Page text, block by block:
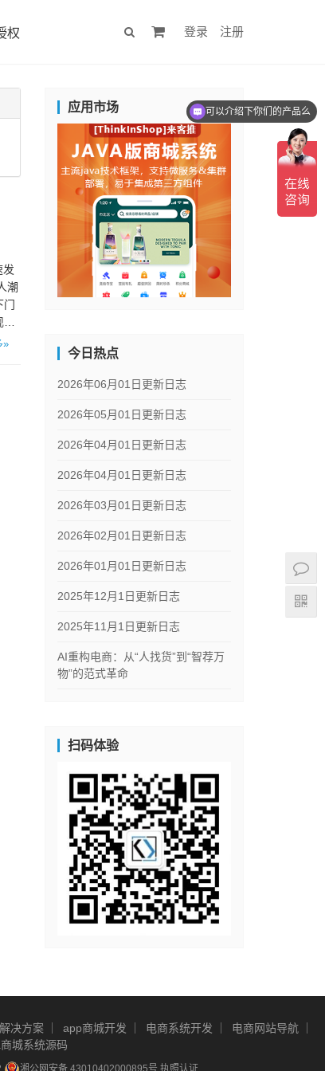
权 登录 注册
发
潮
门
»
应用市场
今日热点
2026年06月01日更新日志
2026年05月01日更新日志
2026年04月01日更新日志
2026年04月01日更新日志
2026年03月01日更新日志
2026年02月01日更新日志
2026年01月01日更新日志
2025年12月1日更新日志
2025年11月1日更新日志
AI重构电商：从“人找货”到“智荐万
物”的范式革命
扫码体验
决方案 app商城开发 电商系统开发
电商网站导航
城系统源码
湘公网安备 43010402000895号 执照认证
可以介绍下你们的产品么